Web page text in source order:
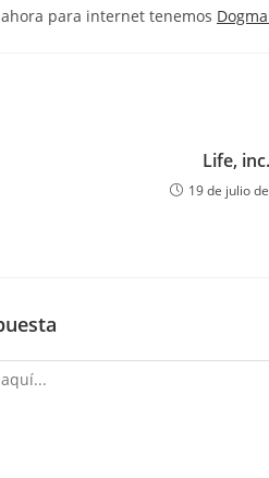
para internet tenemos
Life, inc.
19 de julio